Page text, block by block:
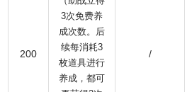
200
3次免费养
成次数。后
续每消耗3
枚道具进行
养成，都可
/